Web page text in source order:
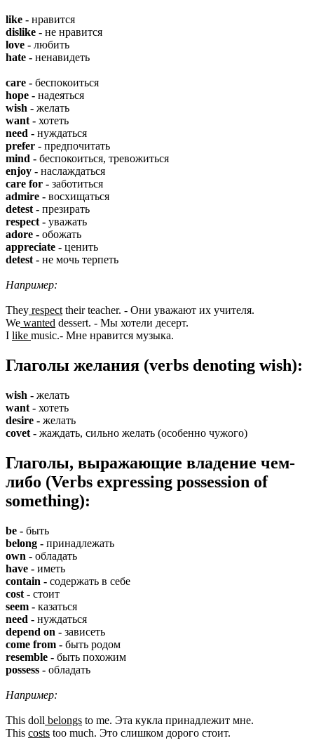
like - нравится
dislike - не нравится
love - любить
hate - ненавидеть
care - беспокоиться
hope - надеяться
wish - желать
want - хотеть
need - нуждаться
prefer - предпочитать
mind - беспокоиться, тревожиться
enjoy - наслаждаться
care for - заботиться
admire - восхищаться
detest - презирать
respect - уважать
adore - обожать
appreciate - ценить
detest - не мочь терпеть
Например:
They respect their teacher. - Они уважают их учителя.
We wanted dessert. - Мы хотели десерт.
I like music.- Мне нравится музыка.
Глаголы желания (verbs denoting wish):
wish - желать
want - хотеть
desire - желать
covet - жаждать, сильно желать (особенно чужого)
Глаголы, выражающие владение чем-
либо (Verbs expressing possession of
something):
be - быть
belong - принадлежать
own - обладать
have - иметь
contain - содержать в себе
cost - стоит
seem - казаться
need - нуждаться
depend on - зависеть
come from - быть родом
resemble - быть похожим
possess - обладать
Например:
This doll belongs to me. Эта кукла принадлежит мне.
This costs too much. Это слишком дорого стоит.